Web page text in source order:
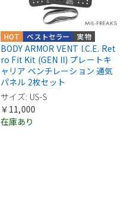
実物
ベストセラー
HOT
BODY ARMOR VENT I.C.E. Ret
ro Fit Kit (GEN II) プレートキ
ャリア ベンチレーション 通気
パネル 2枚セット
サイズ: US-S
￥11,000
在庫あり